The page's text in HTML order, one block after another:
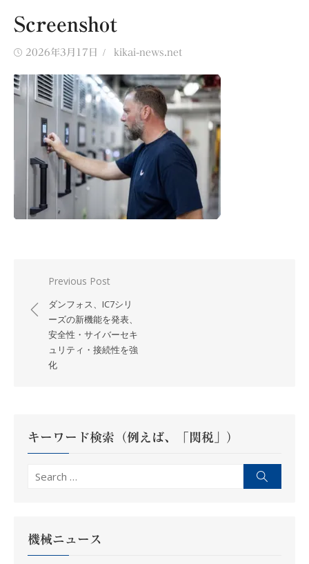
Screenshot
Posted
2026年3月17日 Author
kikai-news.net
稿
ナ
ン
Previous Post
ダンフォス、IC7シリ
ーズの新機能を発表、
安全性・サイバーセキ
ュリティ・接続性を強
化
キーワード検索（例えば、「関税」）
Search
機械ニュース